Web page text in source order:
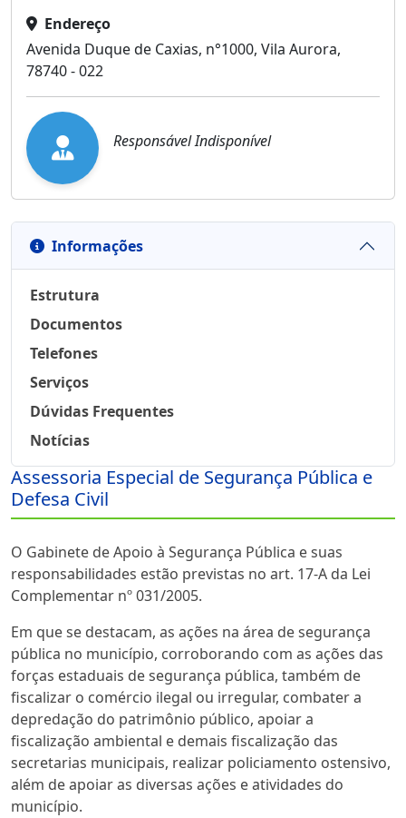
Endereço
Avenida Duque de Caxias, n°1000, Vila Aurora,
78740 - 022
Responsável Indisponível
Informações
Estrutura
Documentos
Telefones
Serviços
Dúvidas Frequentes
Notícias
Assessoria Especial de Segurança Pública e
Defesa Civil
Sobre
O Gabinete de Apoio à Segurança Pública e suas
responsabilidades estão previstas no art. 17-A da Lei
Complementar nº 031/2005.
Em que se destacam, as ações na área de segurança
pública no município, corroborando com as ações das
forças estaduais de segurança pública, também de
fiscalizar o comércio ilegal ou irregular, combater a
depredação do patrimônio público, apoiar a
fiscalização ambiental e demais fiscalização das
secretarias municipais, realizar policiamento ostensivo,
além de apoiar as diversas ações e atividades do
município.